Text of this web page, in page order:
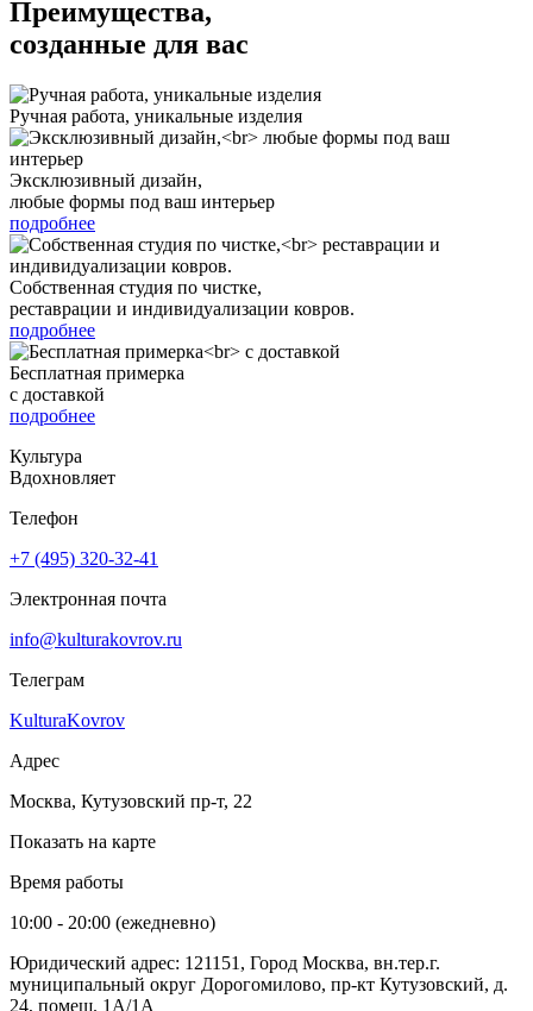
Преимущества,
созданные для вас
Ручная работа, уникальные изделия
Эксклюзивный дизайн,
любые формы под ваш интерьер
подробнее
Собственная студия по чистке,
реставрации и индивидуализации ковров.
подробнее
Бесплатная примерка
с доставкой
подробнее
Культура
Вдохновляет
Телефон
+7 (495) 320-32-41
Электронная почта
info@kulturakovrov.ru
Телеграм
KulturaKovrov
Адрес
Москва, Кутузовский пр-т, 22
Показать на карте
Время работы
10:00 - 20:00 (ежедневно)
Юридический адрес: 121151, Город Москва, вн.тер.г.
муниципальный округ Дорогомилово, пр-кт Кутузовский, д.
24, помещ. 1А/1А